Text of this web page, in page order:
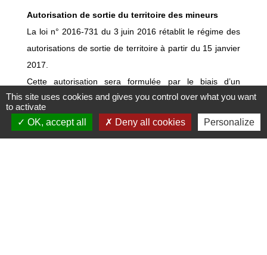
Autorisation de sortie du territoire des mineurs
La loi n° 2016-731 du 3 juin 2016 rétablit le régime des
autorisations de sortie de territoire à partir du 15 janvier
2017.
Cette autorisation sera formulée par le biais d’un
formulaire « Cerfa » téléchargeable sur internet par le
parent qui le complètera, l’imprimera et le signera
directement. Le mineur voyagera ensuite muni de
This site uses cookies and gives you control over what you want
to activate
OK, accept all
Deny all cookies Personalize